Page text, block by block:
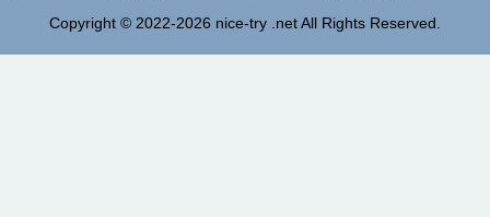
Copyright © 2022-2026 nice-try .net All Rights Reserved.